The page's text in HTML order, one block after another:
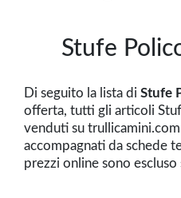
Stufe
Di seguito la lista di Stufe
offerta, tutti gli articoli
venduti su
accompagnati da schede
prezzi online sono escluso